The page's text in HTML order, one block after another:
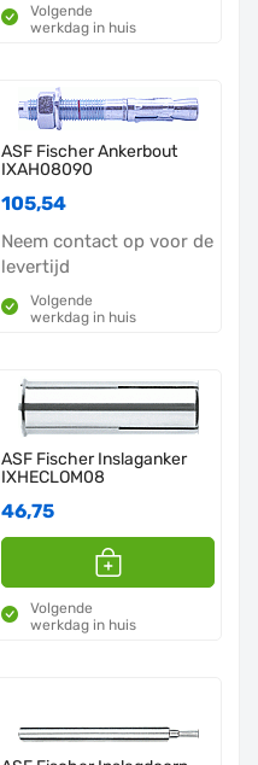
Volgende
werkdag in huis
ASF Fischer Ankerbout
IXAH08090
105,54
Neem contact op voor de
levertijd
Volgende
werkdag in huis
ASF Fischer Inslaganker
IXHECLOM08
46,75
Volgende
werkdag in huis